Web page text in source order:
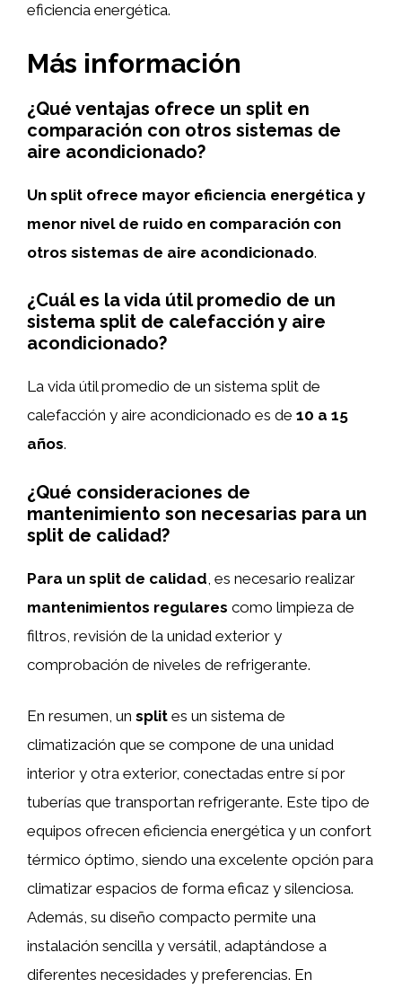
eficiencia energética.
Más información
¿Qué ventajas ofrece un split en
comparación con otros sistemas de
aire acondicionado?
Un split ofrece mayor eficiencia energética y
menor nivel de ruido en comparación con
otros sistemas de aire acondicionado.
¿Cuál es la vida útil promedio de un
sistema split de calefacción y aire
acondicionado?
La vida útil promedio de un sistema split de
calefacción y aire acondicionado es de 10 a 15
años.
¿Qué consideraciones de
mantenimiento son necesarias para un
split de calidad?
Para un split de calidad , es necesario realizar
mantenimientos regulares como limpieza de
filtros, revisión de la unidad exterior y
comprobación de niveles de refrigerante.
En resumen, un split es un sistema de
climatización que se compone de una unidad
interior y otra exterior, conectadas entre sí por
tuberías que transportan refrigerante. Este tipo de
equipos ofrecen eficiencia energética y un confort
térmico óptimo, siendo una excelente opción para
climatizar espacios de forma eficaz y silenciosa.
Además, su diseño compacto permite una
instalación sencilla y versátil, adaptándose a
diferentes necesidades y preferencias. En